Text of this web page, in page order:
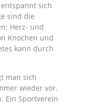
sich
sind die
Herz- und
Knochen und
kann durch
man sich
wieder vor.
Ein Sportverein